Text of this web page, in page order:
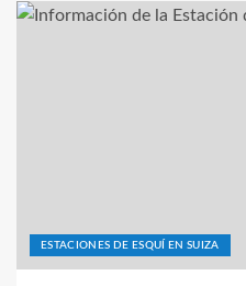
ESTACIONES DE ESQUÍ EN SUIZA